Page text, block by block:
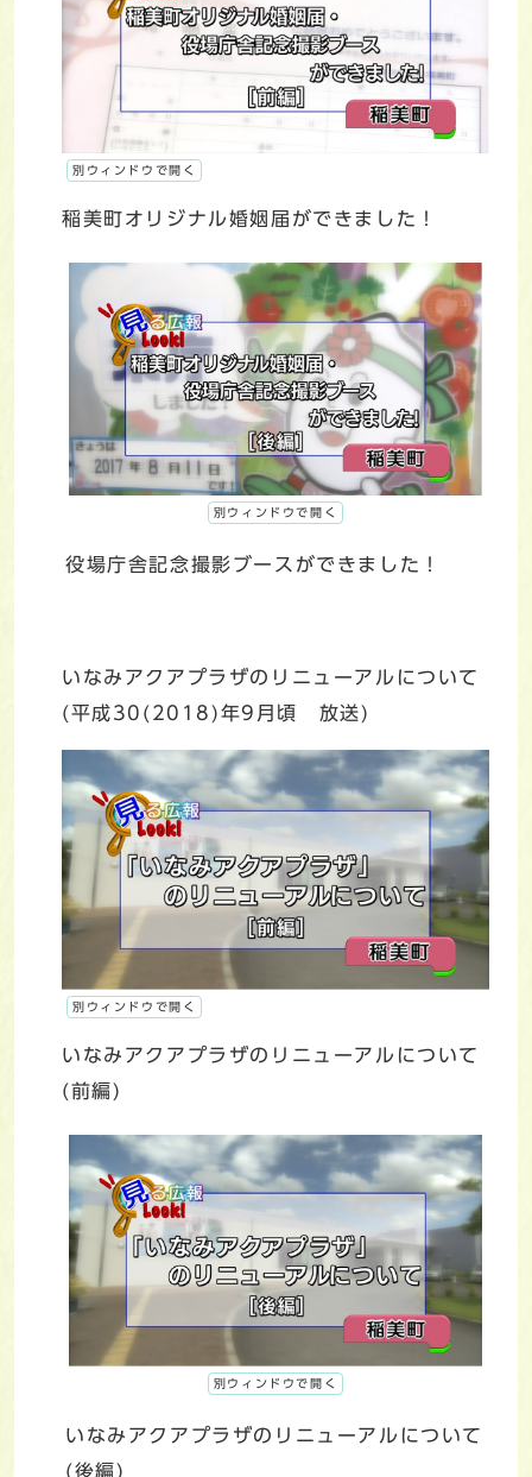
別ウィンドウで開く
稲美町オリジナル婚姻届ができました！
別ウィンドウで開く
役場庁舎記念撮影ブースができました！
いなみアクアプラザのリニューアルについて
(平成30(2018)年9月頃 放送)
別ウィンドウで開く
いなみアクアプラザのリニューアルについて
(前編)
別ウィンドウで開く
いなみアクアプラザのリニューアルについて
(後編)